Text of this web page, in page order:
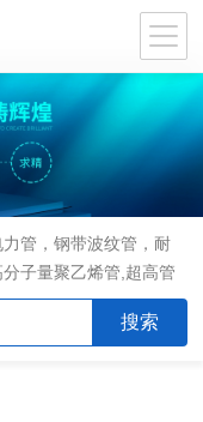
管，钢带波纹管，耐
子量聚乙烯管,超高管